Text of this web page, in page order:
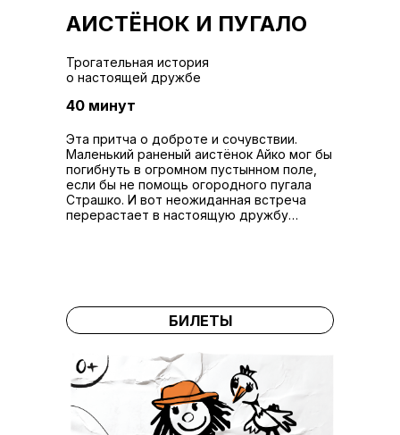
Эта притча о доброте и сочувствии.
Маленький раненый аистёнок Айко мог бы
погибнуть в огромном пустынном поле,
если бы не помощь огородного пугала
Страшко. И вот неожиданная встреча
перерастает в настоящую дружбу…
40 минут
Трогательная история
о настоящей дружбе
АИСТЁНОК И ПУГАЛО
БИЛЕТЫ